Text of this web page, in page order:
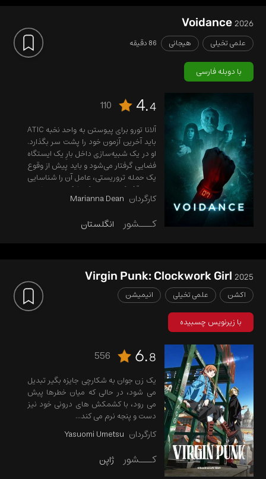
Voidance2026
علمی تخیلی هیجانی 86 دقیقه
با دوبله فارسی
4.4
110
آلانا تورو برای پیوستن به واحد نخبه ATIC
باید آخرین آزمون خود را پشت سر بگذارد.
او در یک شبیه‌سازی داخل بارِ یک ایستگاه
فضایی گرفتار می‌شود و باید پیش از وقوع
یک حمله تروریستی، عامل آن را شناسایی
و متوقف کند. هر بار که شکست می‌خورد،
فرصت دارد از ابتدا تلاش کند، اما تعداد
کارگردان Marianna Dean
کـــشور انگلستان
Virgin Punk: Clockwork Girl2025
اکشن علمی تخیلی انیمیشن
با زیرنویس چسبیده
6.8
556
یک زن جوان به شکارچی جایزه بگیر تبدیل
می شود، در حالی که میان خطرها پیش
می رود، با کشمکش های درونی خود نیز
دست و پنجه نرم می کند...
کارگردان Yasuomi Umetsu
کـــشور ژاپن